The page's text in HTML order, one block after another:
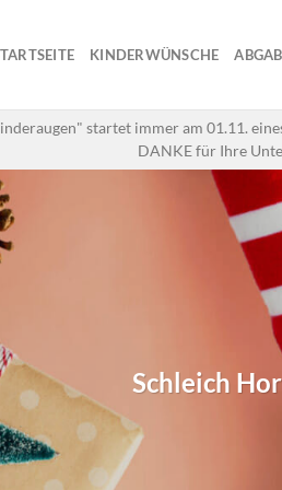
KINDERWÜNSCHE
startet immer am 01.11.
DANKE für Ihre
Schleich